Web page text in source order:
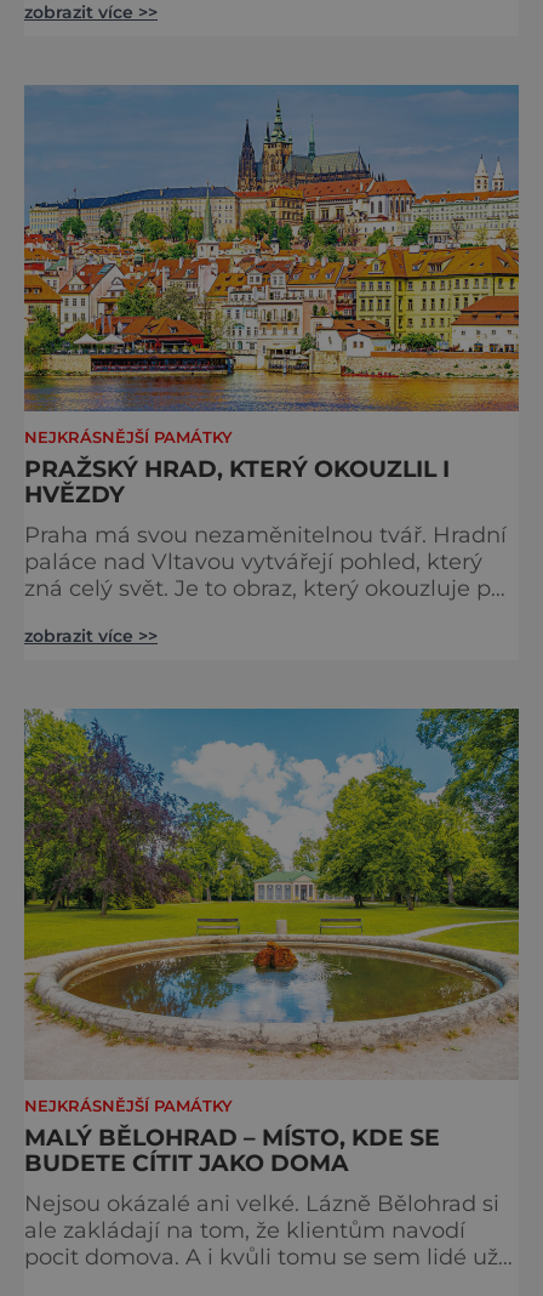
nejzajímavějších bude bezesporu Husův
večer plný historie, hudby, tajemství i
dobrodružství pro malé i velké návštěvníky.
Málokdo ví, že dnešní kos
zobrazit více >>
NEJKRÁSNĚJŠÍ PAMÁTKY
PRAŽSKÝ HRAD, KTERÝ OKOUZLIL I
HVĚZDY
Praha má svou nezaměnitelnou tvář. Hradní
paláce nad Vltavou vytvářejí pohled, který
zná celý svět. Je to obraz, který okouzluje po
jediný Čech, který by ho neznal. Pražský hrad
metropole, má ho na seznamu mí
zobrazit více >>
NEJKRÁSNĚJŠÍ PAMÁTKY
MALÝ BĚLOHRAD – MÍSTO, KDE SE
BUDETE CÍTIT JAKO DOMA
Nejsou okázalé ani velké. Lázně Bělohrad si
ale zakládají na tom, že klientům navodí
pocit domova. A i kvůli tomu se sem lidé už